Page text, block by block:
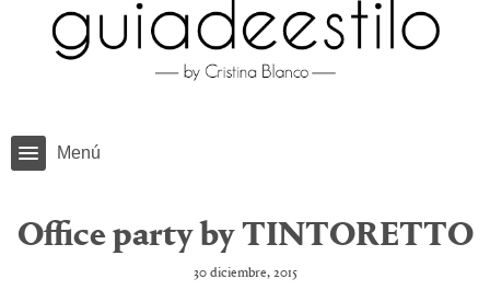
Menú
Office party by TINTORETTO
30 diciembre, 2015